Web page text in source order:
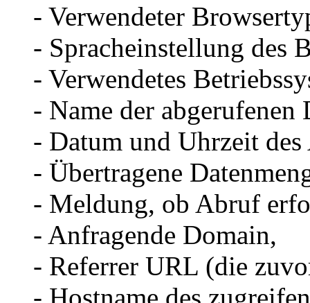
- Verwendeter
- Spracheinstellung des
- Verwendetes
- Name der abgerufenen
- Datum und Uhrzeit
- Übertragene
- Meldung, ob Abruf
- Anfragende Domain,
- Referrer URL (die
- Hostname des